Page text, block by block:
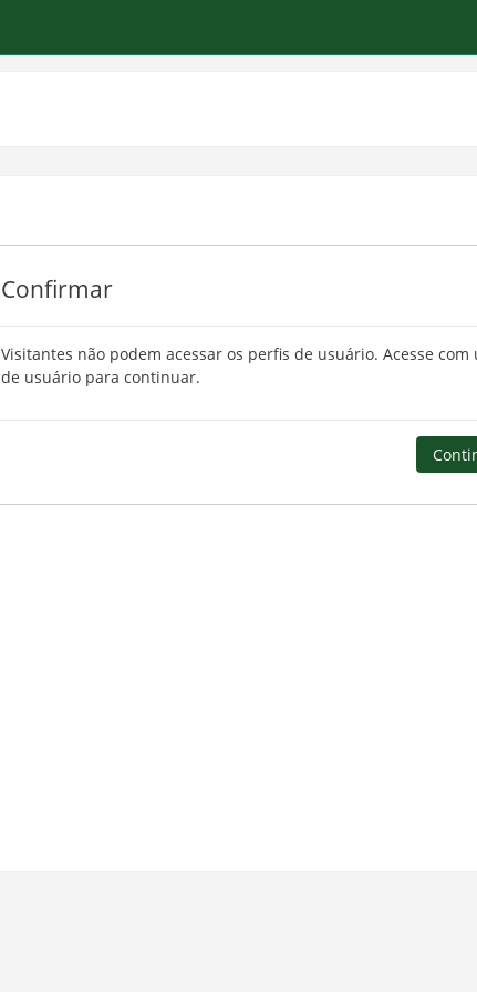
Confirmar
Visitantes não podem acessar os perfis de usuário. Acesse
de usuário para continuar.